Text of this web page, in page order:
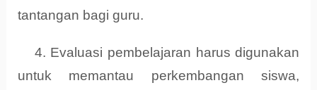
tantangan bagi guru.
4. Evaluasi pembelajaran harus digunakan
untuk memantau perkembangan siswa,